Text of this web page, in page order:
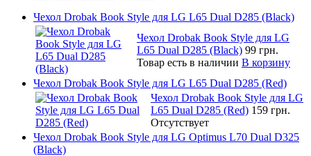
Чехол Drobak Book Style для LG L65 Dual D285 (Black)
Чехол Drobak Book Style для LG
L65 Dual D285 (Black) 99 грн.
Товар есть в наличии В корзину
Чехол Drobak Book Style для LG L65 Dual D285 (Red)
Чехол Drobak Book Style для LG
L65 Dual D285 (Red) 159 грн.
Отсутствует
Чехол Drobak Book Style для LG Optimus L70 Dual D325
(Black)